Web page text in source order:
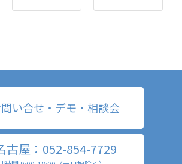
い合せ・デモ・相談会
古屋：052-854-7729